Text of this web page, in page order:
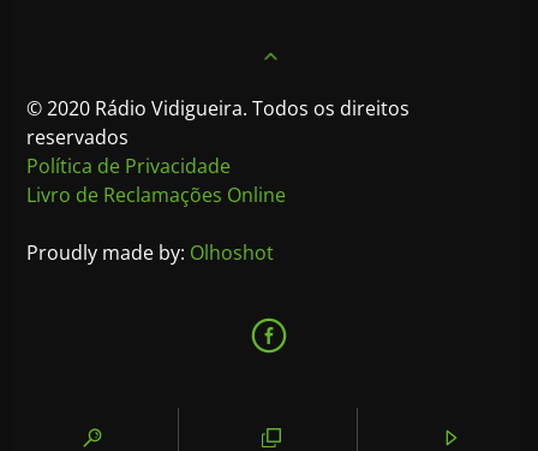
© 2020 Rádio Vidigueira. Todos os direitos
reservados
Política de Privacidade
Livro de Reclamações Online
Proudly made by: Olhoshot